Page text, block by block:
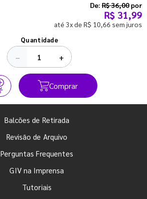
De: R$ 36,00 por
R$ 31,99
até 3x de R$ 10,66 sem juros
Quantidade
− +
Comprar
Balcões de Retirada
Revisão de Arquivo
Perguntas Frequentes
GIV na Imprensa
Tutoriais